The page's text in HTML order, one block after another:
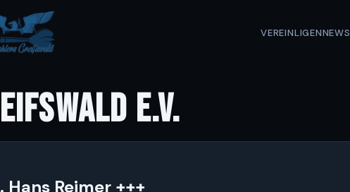
VEREINLIGENNEWS
E.V.
Reimer +++